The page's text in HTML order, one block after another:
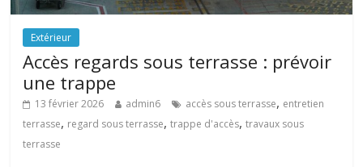
Extérieur
Accès regards sous terrasse : prévoir
une trappe
13 février 2026 admin6 accès sous terrasse, entretien
terrasse, regard sous terrasse,trappe d'accès,travaux sous
terrasse